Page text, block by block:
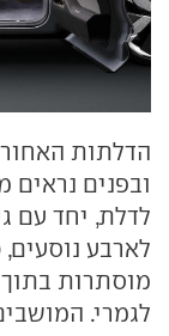
הדלתות
ובפנים
לדלת, יחד עם
לארבע
מוסתרות
לגמרי.